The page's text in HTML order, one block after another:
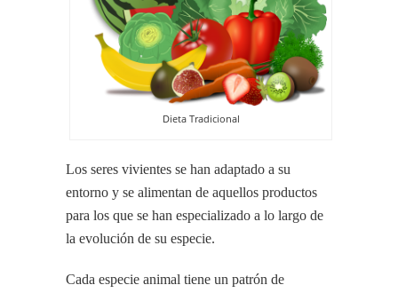
Dieta Tradicional
Los seres vivientes se han adaptado a su
entorno y se alimentan de aquellos productos
para los que se han especializado a lo largo de
la evolución de su especie.
Cada especie animal tiene un patrón de